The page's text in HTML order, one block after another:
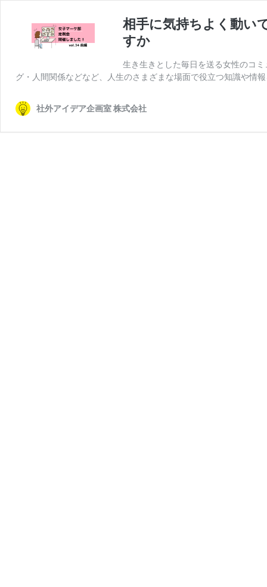
相手に気持ちよく動い
すか
生き生きとした毎日を送る女性のコ
グ・人間関係などなど、人生のさまざまな場面で役立つ知識や情
社外アイデア企画室 株式会社